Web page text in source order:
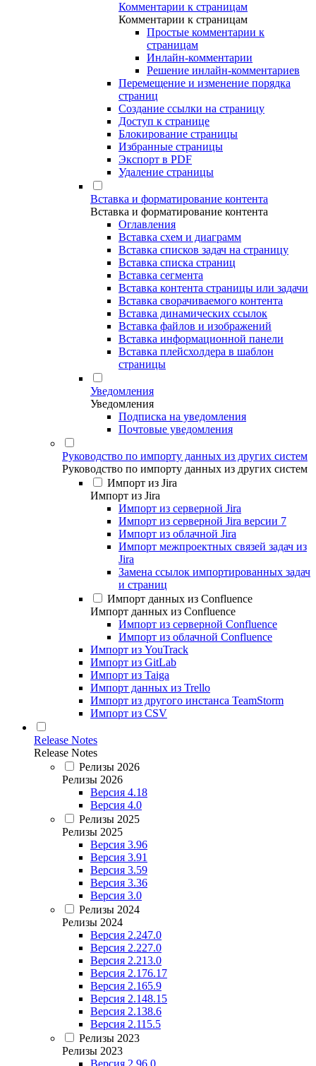
Комментарии к страницам
Комментарии к страницам
Простые комментарии к
страницам
Инлайн-комментарии
Решение инлайн-комментариев
Перемещение и изменение порядка
страниц
Создание ссылки на страницу
Доступ к странице
Блокирование страницы
Избранные страницы
Экспорт в PDF
Удаление страницы
Вставка и форматирование контента
Вставка и форматирование контента
Оглавления
Вставка схем и диаграмм
Вставка списков задач на страницу
Вставка списка страниц
Вставка сегмента
Вставка контента страницы или задачи
Вставка сворачиваемого контента
Вставка динамических ссылок
Вставка файлов и изображений
Вставка информационной панели
Вставка плейсхолдера в шаблон
страницы
Уведомления
Уведомления
Подписка на уведомления
Почтовые уведомления
Руководство по импорту данных из других систем
Руководство по импорту данных из других систем
Импорт из Jira
Импорт из Jira
Импорт из серверной Jira
Импорт из серверной Jira версии 7
Импорт из облачной Jira
Импорт межпроектных связей задач из
Jira
Замена ссылок импортированных задач
и страниц
Импорт данных из Confluence
Импорт данных из Confluence
Импорт из серверной Confluence
Импорт из облачной Confluence
Импорт из YouTrack
Импорт из GitLab
Импорт из Taiga
Импорт данных из Trello
Импорт из другого инстанса TeamStorm
Импорт из CSV
Release Notes
Release Notes
Релизы 2026
Релизы 2026
Версия 4.18
Версия 4.0
Релизы 2025
Релизы 2025
Версия 3.96
Версия 3.91
Версия 3.59
Версия 3.36
Версия 3.0
Релизы 2024
Релизы 2024
Версия 2.247.0
Версия 2.227.0
Версия 2.213.0
Версия 2.176.17
Версия 2.165.9
Версия 2.148.15
Версия 2.138.6
Версия 2.115.5
Релизы 2023
Релизы 2023